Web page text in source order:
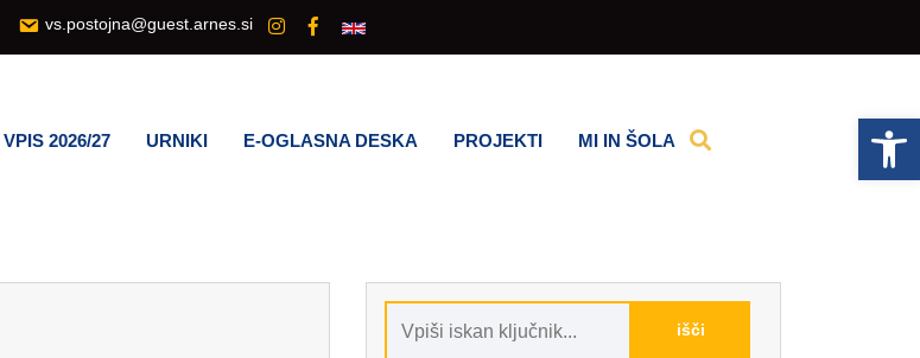
vs.postojna@guest.arnes.si
VPIS 2026/27 URNIKI E-OGLASNA DESKA PROJEKTI MI IN ŠOLA